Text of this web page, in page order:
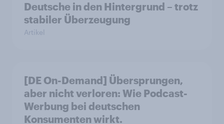
Deutsche in den Hintergrund – trotz
stabiler Überzeugung
Artikel
[DE On-Demand] Übersprungen,
aber nicht verloren: Wie Podcast-
Werbung bei deutschen
Konsumenten wirkt.